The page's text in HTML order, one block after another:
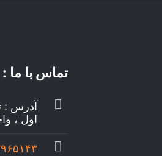
تماس با ما :
آدرس :
اول ،